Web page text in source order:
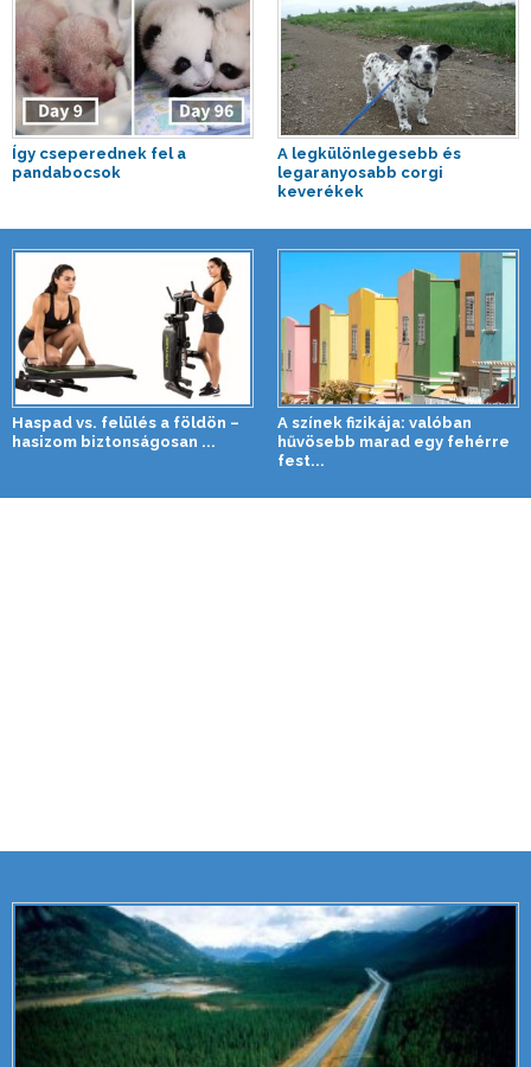
Így cseperednek fel a
pandabocsok
A legkülönlegesebb és
legaranyosabb corgi
keverékek
Haspad vs. felülés a földön –
hasizom biztonságosan ...
A színek fizikája: valóban
hűvösebb marad egy fehérre
fest...